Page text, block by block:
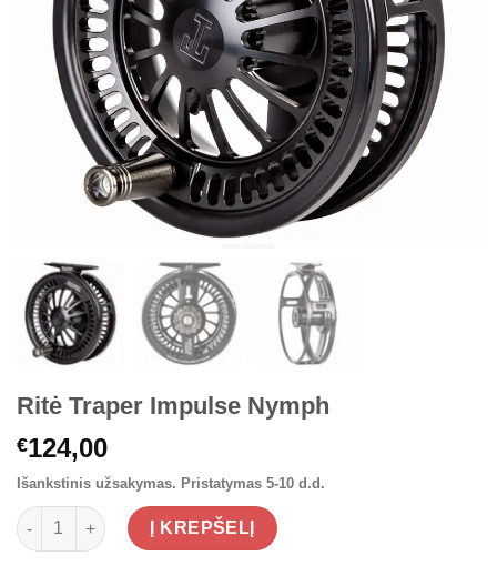
Ritė Traper Impulse Nymph
€124,00
Išankstinis užsakymas. Pristatymas 5-10 d.d.
produkto kiekis: Ritė Traper Impulse Nymph
Į KREPŠELĮ